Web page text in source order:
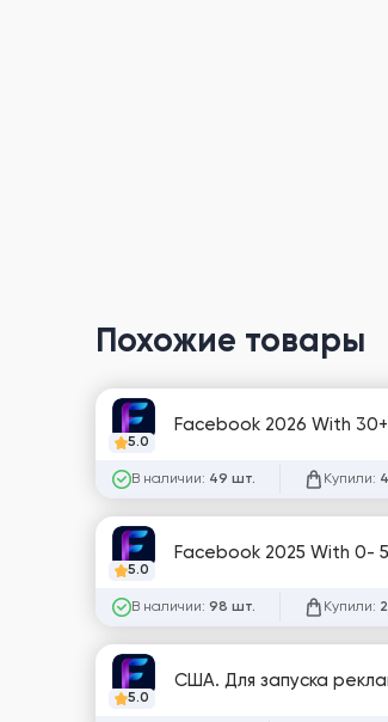
Похожие товары
5.0
Facebook 2026 With
В наличии: 49 шт. Купили:
5.0
Facebook 2025 With 0-
В наличии: 98 шт. Купили:
5.0
США. Для запуска